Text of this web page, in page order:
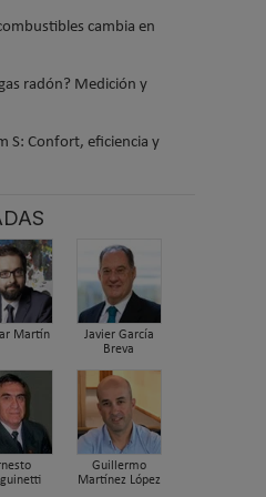
cambia en
radón? Medición y
S: Confort, eficiencia y
Martín
Javier García
Breva
Guillermo
Martínez López